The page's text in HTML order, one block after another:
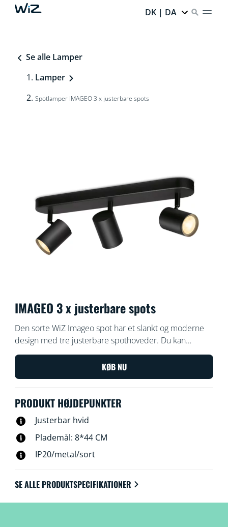
DK | DA
Se alle Lamper
Lamper
Spotlamper IMAGEO 3 x justerbare spots
IMAGEO 3 x justerbare spots
Den sorte WiZ Imageo spot har et slankt og moderne
design med tre justerbare spothoveder. Du kan
indstille lyset til varmt eller køligt hvidt lys i dine rum.
Brug dit eksisterende Wi-Fi for at styre lyset med WiZ
appen eller din stemme.
KØB NU
PRODUKT HØJDEPUNKTER
Justerbar hvid
Plademål: 8*44 CM
IP20/metal/sort
SE ALLE PRODUKTSPECIFIKATIONER